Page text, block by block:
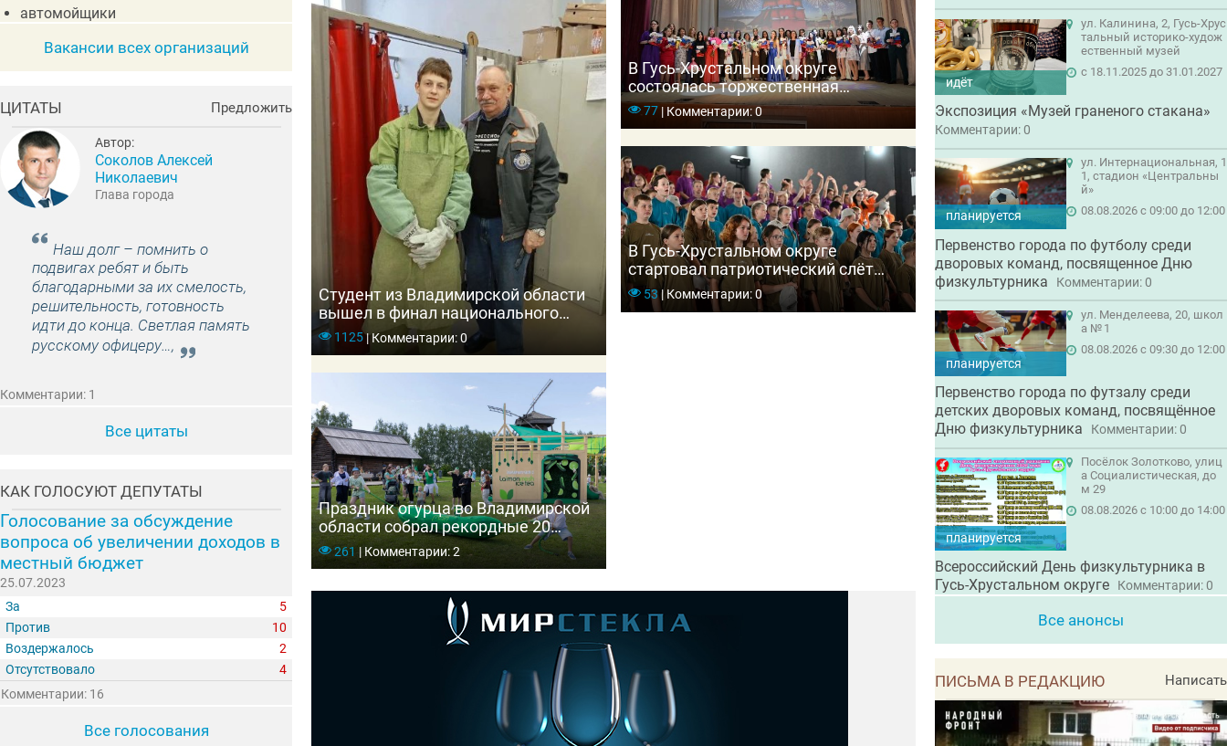
Студент из Владимирской области
вышел в финал национального
чемпионата «Профессионалы»
1125|Комментарии: 0
Праздник огурца во Владимирской
области собрал рекордные 20
тысяч гостей
261 |Комментарии: 2
В Гусь-Хрустальном округе
состоялась торжественная
церемония вручения медалей
выпускникам школ
77 |Комментарии: 0
В Гусь-Хрустальном округе
стартовал патриотический слёт
«Мещёрские зори — 2026»
53|Комментарии: 0
автомойщики
Вакансии всех организаций
ЦИТАТЫ Предложить
Автор:
Соколов Алексей
Николаевич
Глава города
Наш долг – помнить о
подвигах ребят и быть
благодарными за их смелость,
решительность, готовность
идти до конца. Светлая память
русскому офицеру…,
Комментарии: 1
Все цитаты
КАК ГОЛОСУЮТ ДЕПУТАТЫ
Голосование за обсуждение
вопроса об увеличении доходов в
местный бюджет
25.07.2023
За
5
Против
10
Воздержалось
2
Отсутствовало
4
Комментарии: 16
Все голосования
идёт
ул. Калинина, 2, Гусь-Хрус
тальный историко-худож
ественный музей
c 18.11.2025 до 31.01.2027
Экспозиция «Музей граненого стакана»
Комментарии: 0
планируется
ул. Интернациональная, 1
1, стадион «Центральны
й»
08.08.2026 с 09:00 до 12:00
Первенство города по футболу среди
дворовых команд, посвященное Дню
физкультурника
Комментарии: 0
планируется
ул. Менделеева, 20, школ
а № 1
08.08.2026 с 09:30 до 12:00
Первенство города по футзалу среди
детских дворовых команд, посвящённое
Дню физкультурника
Комментарии: 0
планируется
Посёлок Золотково, улиц
а Социалистическая, до
м 29
08.08.2026 с 10:00 до 14:00
Всероссийский День физкультурника в
Гусь-Хрустальном округе
Комментарии: 0
Все анонсы
ПИСЬМА В РЕДАКЦИЮ Написать